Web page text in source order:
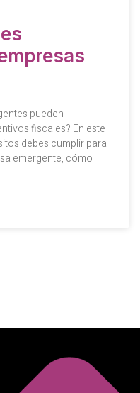
pueden
fiscales? En este
debes cumplir para
emergente, cómo